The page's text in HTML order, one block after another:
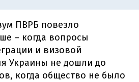
ПВРБ повезло
– когда вопросы
и визовой
Украины не дошли до
когда общество не было